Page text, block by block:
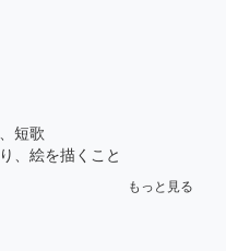
短歌
、絵を描くこと
もっと見る